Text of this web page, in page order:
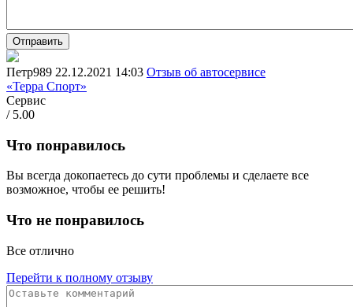
Отправить
Петр989 22.12.2021 14:03 Отзыв об автосервисе
«Терра Спорт»
Сервис
/ 5.00
Что понравилось
Вы всегда докопаетесь до сути проблемы и сделаете все
возможное, чтобы ее решить!
Что не понравилось
Все отлично
Перейти к полному отзыву